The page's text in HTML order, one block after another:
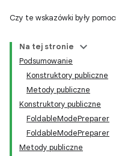
Czy te wskazówki były
Na tej stronie
Podsumowanie
Konstruktory publiczne
Metody publiczne
Konstruktory publiczne
FoldableModePreparer
FoldableModePreparer
Metody publiczne